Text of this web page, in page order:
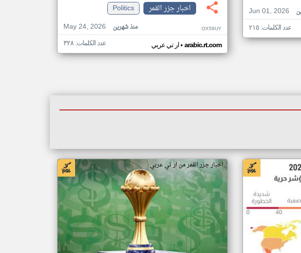
Jun 01, 2026
عدد الكلمات: ٢١٥
اخبار جزر القمر
Politics
May 24, 2026
منذ شهرين OX58UY
ار تي عربي• arabic.rt.com عدد الكلمات: ٣٢٨
اخبار جزر القمر من ار تي عربي